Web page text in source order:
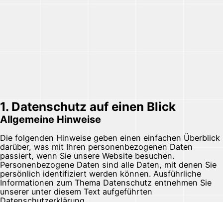
1. Datenschutz auf einen Blick
Allgemeine Hinweise
Die folgenden Hinweise geben einen einfachen Überblick
darüber, was mit Ihren personenbezogenen Daten
passiert, wenn Sie unsere Website besuchen.
Personenbezogene Daten sind alle Daten, mit denen Sie
persönlich identifiziert werden können. Ausführliche
Informationen zum Thema Datenschutz entnehmen Sie
unserer unter diesem Text aufgeführten